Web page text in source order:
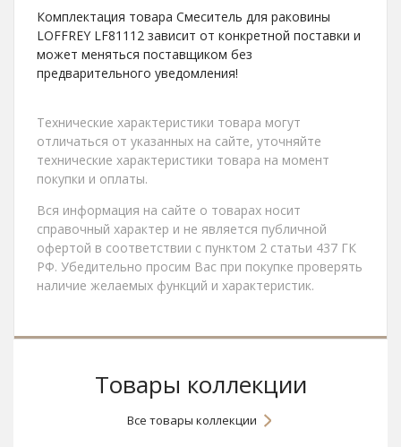
Комплектация товара Смеситель для раковины
LOFFREY LF81112 зависит от конкретной поставки и
может меняться поставщиком без
предварительного уведомления!
Технические характеристики товара могут
отличаться от указанных на сайте, уточняйте
технические характеристики товара на момент
покупки и оплаты.
Вся информация на сайте о товарах носит
справочный характер и не является публичной
офертой в соответствии с пунктом 2 статьи 437 ГК
РФ. Убедительно просим Вас при покупке проверять
наличие желаемых функций и характеристик.
Товары коллекции
Все товары коллекции